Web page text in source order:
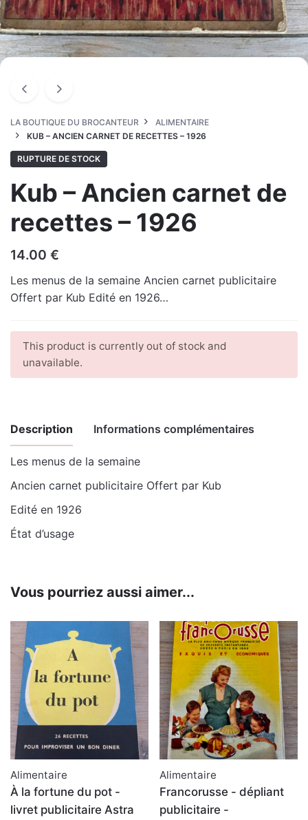
LA BOUTIQUE DU BROCANTEUR
ALIMENTAIRE
KUB – ANCIEN CARNET DE RECETTES – 1926
RUPTURE DE STOCK
Kub – Ancien carnet de
recettes – 1926
14.00 €
Les menus de la semaine Ancien carnet publicitaire
Offert par Kub Edité en 1926…
This product is currently out of stock and
unavailable.
Description Informations complémentaires
Les menus de la semaine
Ancien carnet publicitaire Offert par Kub
Edité en 1926
État d’usage
Poids 0.47 kg
Vous pourriez aussi aimer...
Alimentaire
À la fortune du pot -
livret publicitaire Astra
Alimentaire
Francorusse - dépliant
publicitaire -